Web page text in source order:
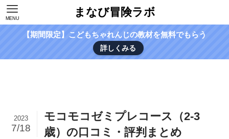
まなび冒険ラボ
MENU
【期間限定】こどもちゃれんじの教材を無料でもらう
詳しくみる
モコモコゼミプレコース（2-3
歳）の口コミ・評判まとめ
2023
7/18